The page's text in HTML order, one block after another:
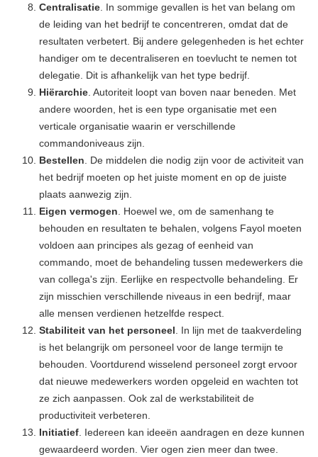
Centralisatie . In sommige gevallen is het van belang om
de leiding van het bedrijf te concentreren, omdat dat de
resultaten verbetert. Bij andere gelegenheden is het echter
handiger om te decentraliseren en toevlucht te nemen tot
delegatie. Dit is afhankelijk van het type bedrijf.
Hiërarchie . Autoriteit loopt van boven naar beneden. Met
andere woorden, het is een type organisatie met een
verticale organisatie waarin er verschillende
commandoniveaus zijn.
Bestellen . De middelen die nodig zijn voor de activiteit van
het bedrijf moeten op het juiste moment en op de juiste
plaats aanwezig zijn.
Eigen vermogen . Hoewel we, om de samenhang te
behouden en resultaten te behalen, volgens Fayol moeten
voldoen aan principes als gezag of eenheid van
commando, moet de behandeling tussen medewerkers die
van collega's zijn. Eerlijke en respectvolle behandeling. Er
zijn misschien verschillende niveaus in een bedrijf, maar
alle mensen verdienen hetzelfde respect.
Stabiliteit van het personeel . In lijn met de taakverdeling
is het belangrijk om personeel voor de lange termijn te
behouden. Voortdurend wisselend personeel zorgt ervoor
dat nieuwe medewerkers worden opgeleid en wachten tot
ze zich aanpassen. Ook zal de werkstabiliteit de
productiviteit verbeteren.
Initiatief . Iedereen kan ideeën aandragen en deze kunnen
gewaardeerd worden. Vier ogen zien meer dan twee.